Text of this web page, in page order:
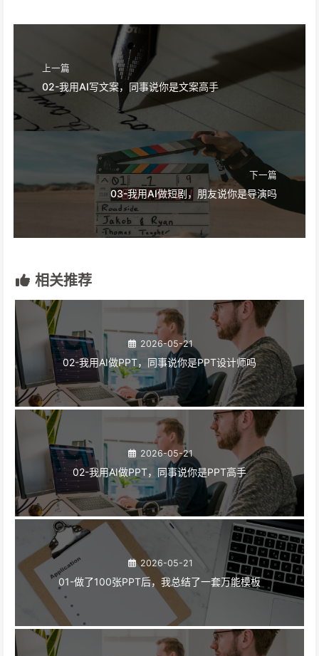
上一篇
02-我用AI写文案，同事说你是文案高手
下一篇
03-我用AI做短剧，朋友说你是导演吗
相关推荐
2026-05-21
02-我用AI做PPT，同事说你是PPT设计师吗
2026-05-21
02-我用AI做PPT，同事说你是PPT高手
2026-05-21
01-做了100张PPT后，我总结了一套万能模板